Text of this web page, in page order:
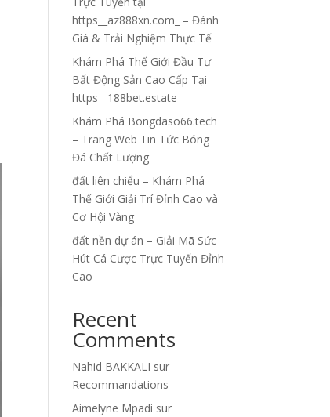
https__az888xn.com_ – Đánh
Giá & Trải Nghiệm Thực Tế
Khám Phá Thế Giới Đầu Tư
Bất Động Sản Cao Cấp Tại
https__188bet.estate_
Khám Phá Bongdaso66.tech
– Trang Web Tin Tức Bóng
Đá Chất Lượng
đất liên chiểu – Khám Phá
Thế Giới Giải Trí Đỉnh Cao và
Cơ Hội Vàng
đất nền dự án – Giải Mã Sức
Hút Cá Cược Trực Tuyến Đỉnh
Cao
Recent
Comments
Nahid BAKKALI sur
Recommandations
Aimelyne Mpadi sur